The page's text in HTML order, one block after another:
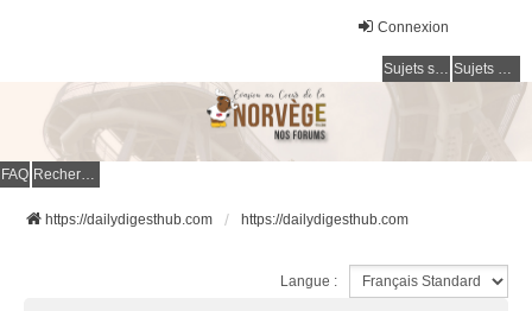
Connexion
Sujets sans réponse Sujets actifs
FAQ Rechercher
https://dailydigesthub.com https://dailydigesthub.com
Langue :